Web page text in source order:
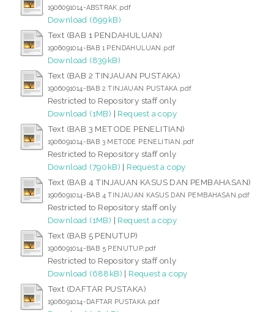
1906091014-ABSTRAK.pdf
Download (699kB)
Text (BAB 1 PENDAHULUAN)
1906091014-BAB 1 PENDAHULUAN.pdf
Download (839kB)
Text (BAB 2 TINJAUAN PUSTAKA)
1906091014-BAB 2 TINJAUAN PUSTAKA.pdf
Restricted to Repository staff only
Download (1MB) | Request a copy
Text (BAB 3 METODE PENELITIAN)
1906091014-BAB 3 METODE PENELITIAN.pdf
Restricted to Repository staff only
Download (790kB) | Request a copy
Text (BAB 4 TINJAUAN KASUS DAN PEMBAHASAN)
1906091014-BAB 4 TINJAUAN KASUS DAN PEMBAHASAN.pdf
Restricted to Repository staff only
Download (1MB) | Request a copy
Text (BAB 5 PENUTUP)
1906091014-BAB 5 PENUTUP.pdf
Restricted to Repository staff only
Download (688kB) | Request a copy
Text (DAFTAR PUSTAKA)
1906091014-DAFTAR PUSTAKA.pdf